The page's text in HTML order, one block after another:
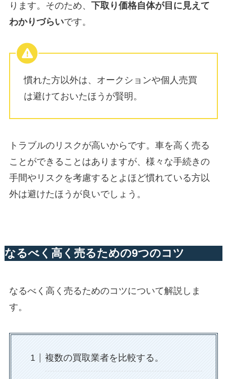
ります。そのため、 下取り価格自体が目に見えて
わかりづらいです。
慣れた方以外は、オークションや個人売買
は避けておいたほうが賢明。
トラブルのリスクが高いからです。車を高く売る
ことができることはありますが、様々な手続きの
手間やリスクを考慮するとよほど慣れている方以
外は避けたほうが良いでしょう。
なるべく高く売るための9つのコツ
なるべく高く売るためのコツについて解説しま
す。
複数の買取業者を比較する。